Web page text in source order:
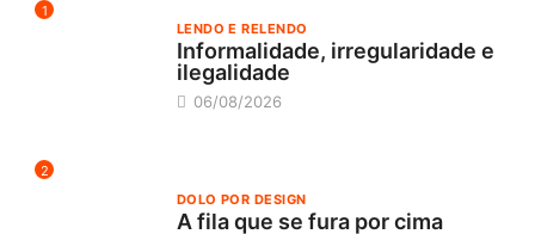
1
LENDO E RELENDO
Informalidade, irregularidade e
ilegalidade
06/08/2026
2
DOLO POR DESIGN
A fila que se fura por cima